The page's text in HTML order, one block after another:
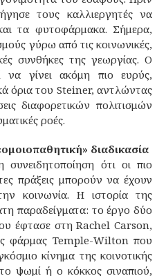
τους καλλιεργητές να
τα φυτοφάρμακα. Σήμερα,
γύρω από τις κοινωνικές,
συνθήκες της γεωργίας. Ο
να γίνει ακόμη πιο ευρύς,
όρια του Steiner, αντλώντας
διαφορετικών πολιτισμών
ροές.
διαδικασία
ότι οι πιο
πράξεις μπορούν να έχουν
κοινωνία. Η ιστορία της
παραδείγματα: το έργο δύο
έφτασε στη Rachel Carson,
φάρμας Temple-Wilton που
κίνημα της κοινοτικής
ψωμί ή ο κόκκος σιναπιού,